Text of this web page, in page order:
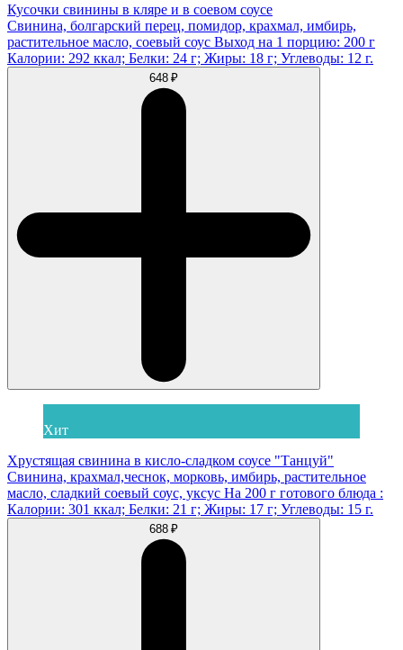
Кусочки свинины в кляре и в соевом соусе
Свинина, болгарский перец, помидор, крахмал, имбирь,
растительное масло, соевый соус Выход на 1 порцию: 200 г
Калории: 292 ккал; Белки: 24 г; Жиры: 18 г; Углеводы: 12 г.
648 ₽
Хит
Хрустящая свинина в кисло-сладком соусе "Танцуй"
Свинина, крахмал,чеснок, морковь, имбирь, растительное
масло, сладкий соевый соус, уксус На 200 г готового блюда :
Калории: 301 ккал; Белки: 21 г; Жиры: 17 г; Углеводы: 15 г.
688 ₽